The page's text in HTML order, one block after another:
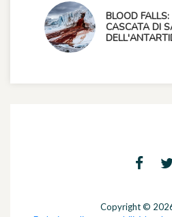
BLOOD
CASCATA DI
Copyright ©